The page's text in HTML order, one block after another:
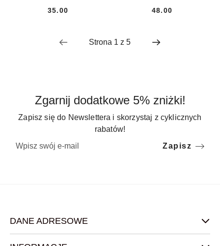
Cena:
35.00
Cena:
48.00
Zgarnij dodatkowe 5% zniżki!
Zapisz się do Newslettera i skorzystaj z cyklicznych
rabatów!
Zapisz
DANE ADRESOWE